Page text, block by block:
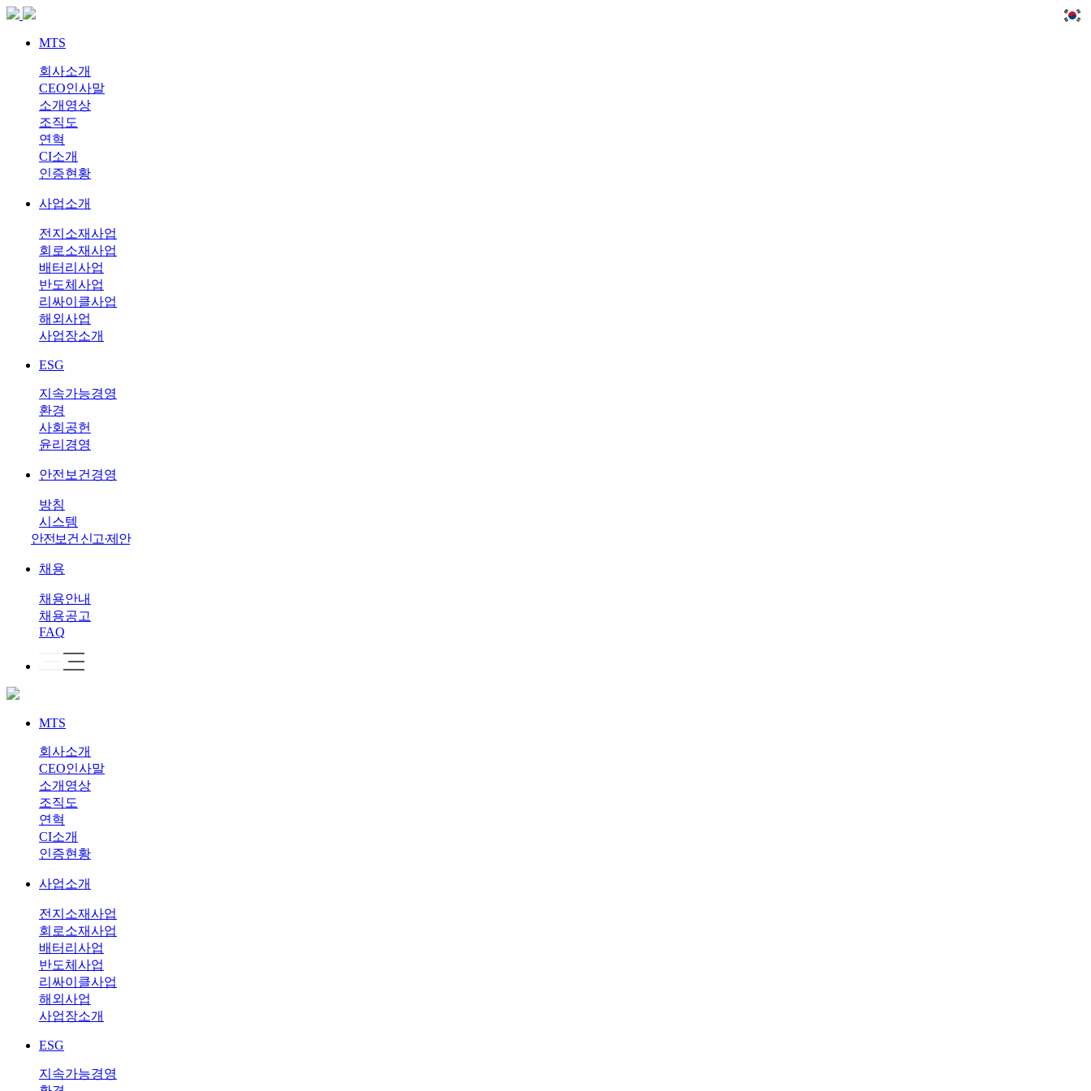
MTS
회사소개
CEO인사말
소개영상
조직도
연혁
CI소개
인증현황
사업소개
전지소재사업
회로소재사업
배터리사업
반도체사업
리싸이클사업
해외사업
사업장소개
ESG
지속가능경영
환경
사회공헌
윤리경영
안전보건경영
방침
시스템
안전보건 신고·제안
채용
채용안내
채용공고
FAQ
MTS
회사소개
CEO인사말
소개영상
조직도
연혁
CI소개
인증현황
사업소개
전지소재사업
회로소재사업
배터리사업
반도체사업
리싸이클사업
해외사업
사업장소개
ESG
지속가능경영